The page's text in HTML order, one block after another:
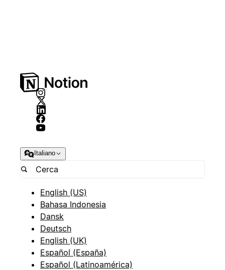
Italiano
English (US)
Bahasa Indonesia
Dansk
Deutsch
English (UK)
Español (España)
Español (Latinoamérica)